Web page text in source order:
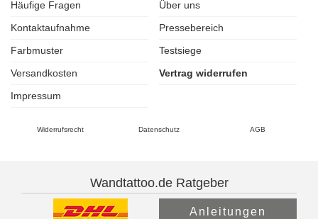
Häufige Fragen
Über uns
Kontaktaufnahme
Pressebereich
Farbmuster
Testsiege
Versandkosten
Vertrag widerrufen
Impressum
Widerrufsrecht Datenschutz AGB
Wandtattoo.de Ratgeber
Anleitungen